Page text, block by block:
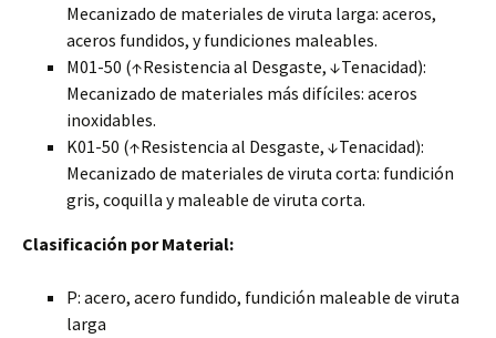
Mecanizado de materiales de viruta larga: aceros,
aceros fundidos, y fundiciones maleables.
M01-50 (↑Resistencia al Desgaste, ↓Tenacidad):
Mecanizado de materiales más difíciles: aceros
inoxidables.
K01-50 (↑Resistencia al Desgaste, ↓Tenacidad):
Mecanizado de materiales de viruta corta: fundición
gris, coquilla y maleable de viruta corta.
Clasificación por Material:
P: acero, acero fundido, fundición maleable de viruta
larga